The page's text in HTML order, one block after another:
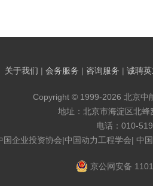
关于我们 | 会务服务 | 咨询服务 | 诚聘
Copyright © 1999-2026 北京中
地址：北京市海淀区北
电话：010-
国企业投资协会|中国动力工程学会| 中
京公网安备